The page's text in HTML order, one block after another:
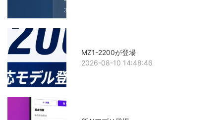
MZ1-2200が登場
2026-08-10 14:48:46